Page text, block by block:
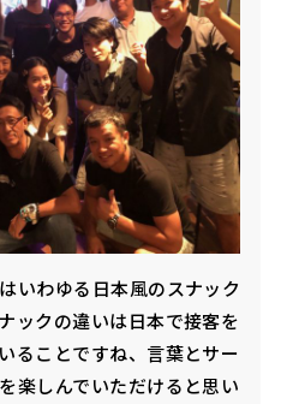
いわゆる日本風のスナック
ックの違いは日本で接客を
ることですね、言葉とサー
楽しんでいただけると思い